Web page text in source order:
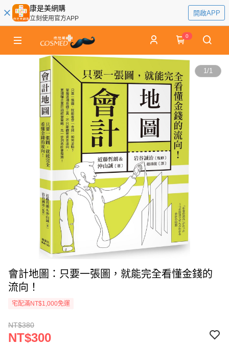
康是美網購
立刻使用官方APP
開啟APP
0
1/1
會計地圖：只要一張圖，就能完全看懂金錢的
流向！
宅配滿NT$1,000免運
NT$380
NT$300